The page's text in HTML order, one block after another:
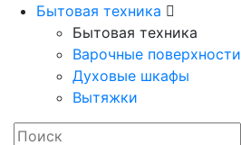
Бытовая техника
Бытовая техника
Варочные поверхности
Духовые шкафы
Вытяжки